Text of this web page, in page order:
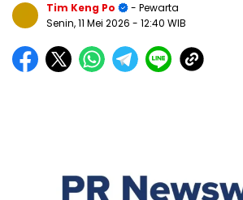
Tim Keng Po
- Pewarta
Senin, 11 Mei 2026 - 12:40 WIB